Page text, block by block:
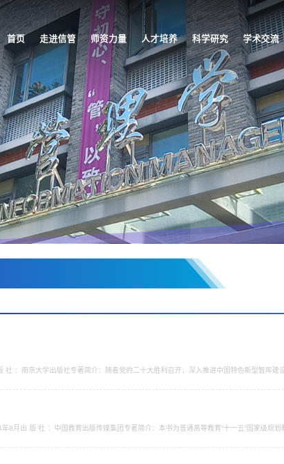
首页 走进信管 师资力量 人才培养 科学研究 学术交流
：南京大学出版社专著简介：随着党的二十大胜利召开，深入推进中国特色新型智库建
8月出 版 社 ：中国教育出版传媒集团专著简介：本书为普通高等教育“十一五”国家级规